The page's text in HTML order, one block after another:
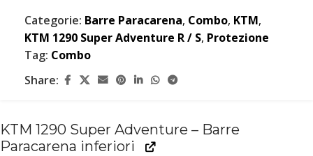
Categorie: Barre Paracarena, Combo, KTM,
KTM 1290 Super Adventure R / S, Protezione
Tag: Combo
Share:
KTM 1290 Super Adventure – Barre
Paracarena inferiori